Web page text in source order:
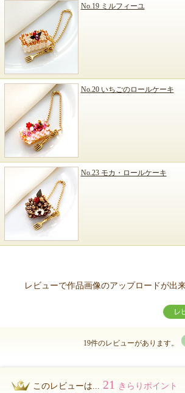
No.19 ミルフィーユ
No.20 いちごのロールケーキ
No.23 モカ・ロールケーキ
レビューで作品画像のアップロードが出
19件のレビューがあります。
このレビューは... 21 きらりポイント